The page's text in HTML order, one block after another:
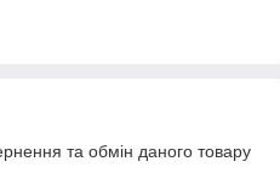
та обмін даного товару